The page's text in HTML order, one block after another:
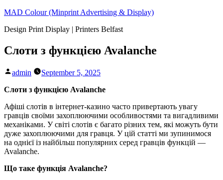
Skip
content
MAD Colour (Minprint Advertising & Display)
Design Print Display | Printers Belfast
Слоти з функцією Avalanche
Posted
admin
September 5, 2025
Слоти з функцією Avalanche
Афіші слотів в інтернет-казино часто привертають увагу
гравців своїми захоплюючими особливостями та вигадливими
механіками. У світі слотів є багато різних тем, які можуть бути
дуже захоплюючими для гравця. У цій статті ми зупинимося
на однієї із найбільш популярних серед гравців функцій —
Avalanche.
Що таке функція Avalanche?